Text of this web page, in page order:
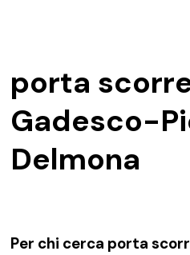
porta
Gadesco-
Delmona
Per chi cerca porta